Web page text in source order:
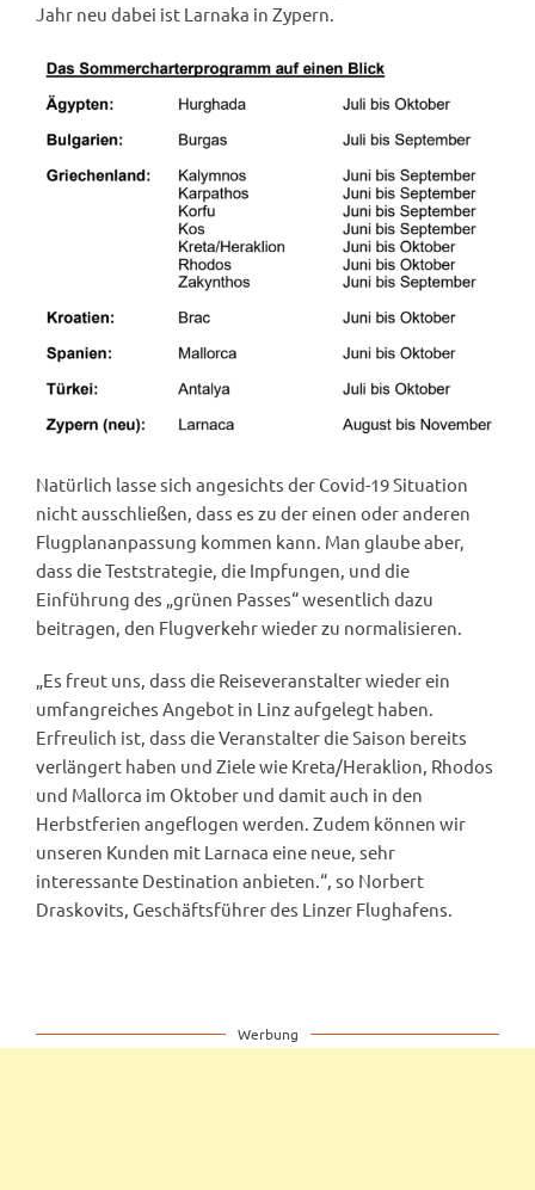
Jahr neu dabei ist Larnaka in Zypern.
Natürlich lasse sich angesichts der Covid-19 Situation
nicht ausschließen, dass es zu der einen oder anderen
Flugplananpassung kommen kann. Man glaube aber,
dass die Teststrategie, die Impfungen, und die
Einführung des „grünen Passes“ wesentlich dazu
beitragen, den Flugverkehr wieder zu normalisieren.
„Es freut uns, dass die Reiseveranstalter wieder ein
umfangreiches Angebot in Linz aufgelegt haben.
Erfreulich ist, dass die Veranstalter die Saison bereits
verlängert haben und Ziele wie Kreta/Heraklion, Rhodos
und Mallorca im Oktober und damit auch in den
Herbstferien angeflogen werden. Zudem können wir
unseren Kunden mit Larnaca eine neue, sehr
interessante Destination anbieten.“, so Norbert
Draskovits, Geschäftsführer des Linzer Flughafens.
Werbung